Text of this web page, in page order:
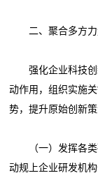
二、聚合多方力
强化企业科技创
动作用，组织实施
势，提升原始创新策
（一）发挥各类
动规上企业研发机